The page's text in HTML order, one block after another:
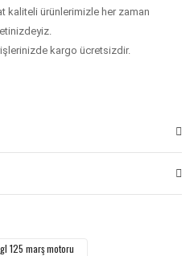
kaliteli ürünlerimizle her zaman
kargo ücretsizdir.
125 marş motoru